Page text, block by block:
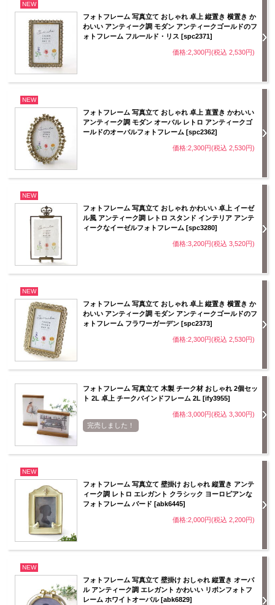
NEW
フォトフレーム 写真立て おしゃれ 卓上 縦置き 横置き か
わいい アンティーク調 モダン アンティークゴールドのフ
ォトフレーム フルールド・リス [spc2371]
価格:2,300円(税込 2,530円)
NEW
フォトフレーム 写真立て おしゃれ 卓上 直置き かわいい
アンティーク調 モダン オーバル レトロ アンティークゴ
ールドのオーバルフォトフレーム [spc2362]
価格:2,300円(税込 2,530円)
NEW
フォトフレーム 写真立て おしゃれ かわいい 卓上 イーゼ
ル風 アンティーク調 レトロ スタンド インテリア アンテ
ィークなイーゼルフォトフレーム [spc3280]
価格:3,200円(税込 3,520円)
NEW
フォトフレーム 写真立て おしゃれ 卓上 縦置き 横置き か
わいい アンティーク調 モダン アンティークゴールドのフ
ォトフレーム フラワーガーデン [spc2373]
価格:2,300円(税込 2,530円)
フォトフレーム 写真立て 木製 チーク材 おしゃれ 2個セッ
ト 2L 卓上 チークバインドフレーム 2L [ify3955]
価格:3,000円(税込 3,300円)
完売しました！
NEW
フォトフレーム 写真立て 壁掛け おしゃれ 縦置き アンテ
ィーク調 レトロ エレガント クラシック ヨーロピアンな
フォトフレーム バード [abk6445]
価格:2,000円(税込 2,200円)
NEW
フォトフレーム 写真立て 壁掛け おしゃれ 縦置き オーバ
ル アンティーク調 エレガント かわいい リボンフォトフ
レーム ホワイトオーバル [abk6829]